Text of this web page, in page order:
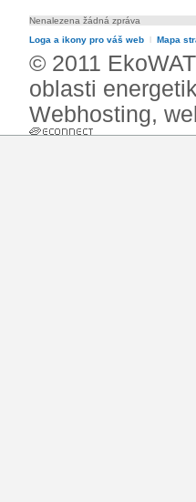
Nenalezena žádná zpráva
Loga a ikony pro váš web l Mapa
© 2011
oblasti
Webhosting,